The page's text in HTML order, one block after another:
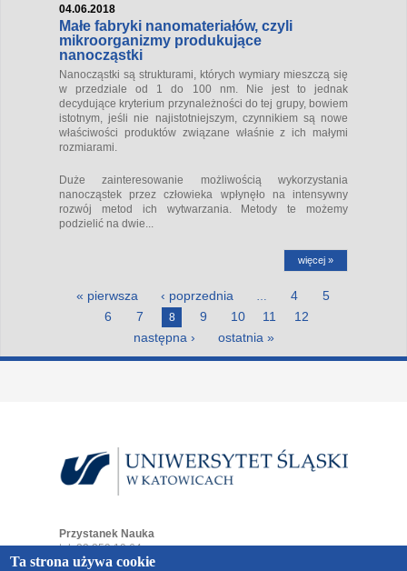
04.06.2018
Małe fabryki nanomateriałów, czyli
mikroorganizmy produkujące
nanocząstki
Nanocząstki są strukturami, których wymiary mieszczą się
w przedziale od 1 do 100 nm. Nie jest to jednak
decydujące kryterium przynależności do tej grupy, bowiem
istotnym, jeśli nie najistotniejszym, czynnikiem są nowe
właściwości produktów związane właśnie z ich małymi
rozmiarami.
Duże zainteresowanie możliwością wykorzystania
nanocząstek przez człowieka wpłynęło na intensywny
rozwój metod ich wytwarzania. Metody te możemy
podzielić na dwie...
więcej »
« pierwsza ‹ poprzednia 4
5
6
7 8 9 10 11
12
następna ›
ostatnia »
Przystanek Nauka
tel. 32 359 19 64
e-mail:przystaneknauka@us.edu.pl
Ta strona używa cookie